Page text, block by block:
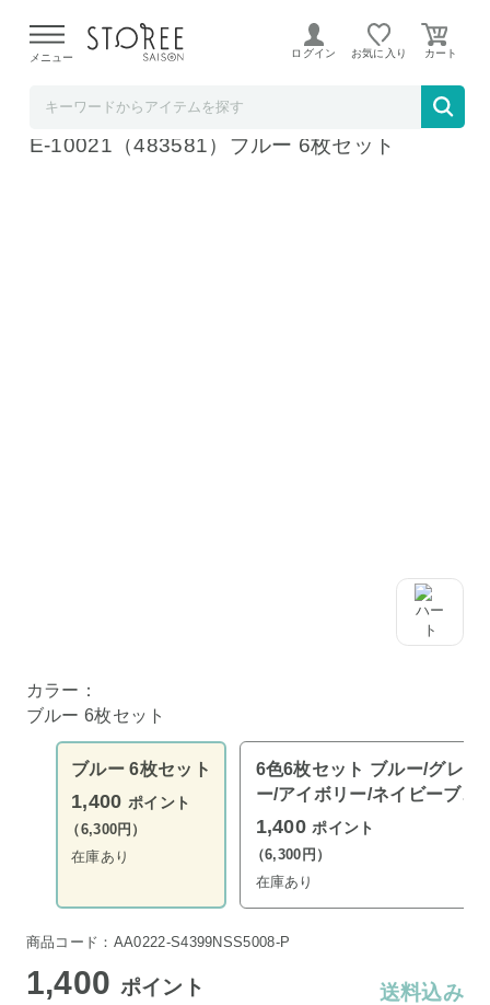
よる配送遅延が発生しております。
メニュー ログイン お気に入り
cocochiena ココチエナ スリムバスタオル C
E-10021（483581）ブルー 6枚セット
カラー：
ブルー 6枚セット
ブルー 6枚セット
1,400 ポイント
（6,300円）
在庫あり
6色6枚セット ブルー/グレ
ー/アイボリー/ネイビーブル
ー/ピンク/バイオレット
1,400 ポイント
（6,300円）
在庫あり
商品コード：AA0222-S4399NSS5008-P
1,400 ポイント 送料込み